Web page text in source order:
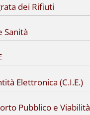
dei Rifiuti
Sanità
Elettronica (C.I.E.)
Pubblico e Viabilità